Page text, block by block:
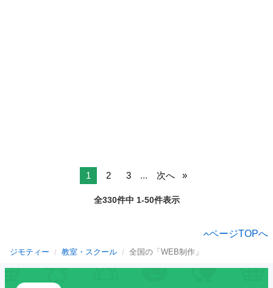
1 2 3 ... 次へ
全330件中 1-50件表示
ページTOPへ
ジモティー 教室・スクール 全国の「WEB制作」